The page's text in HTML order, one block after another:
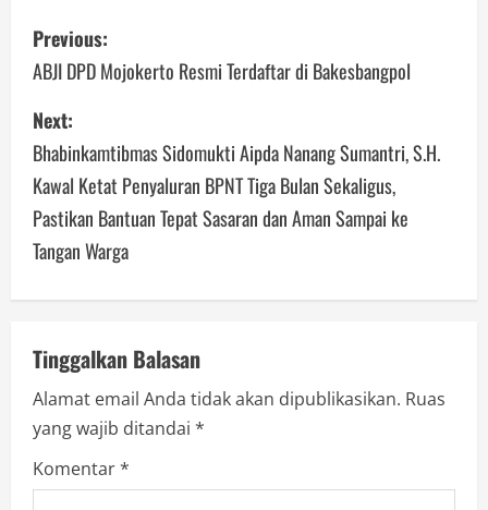
P
o
s
t
n
a
v
i
g
a
t
Previous:
ABJI DPD Mojokerto Resmi Terdaftar di Bakesbangpol
Next:
Bhabinkamtibmas Sidomukti Aipda Nanang Sumantri, S.H.
Kawal Ketat Penyaluran BPNT Tiga Bulan Sekaligus,
Pastikan Bantuan Tepat Sasaran dan Aman Sampai ke
Tangan Warga
Tinggalkan Balasan
Alamat email Anda tidak akan dipublikasikan. Ruas
yang wajib ditandai *
Komentar*